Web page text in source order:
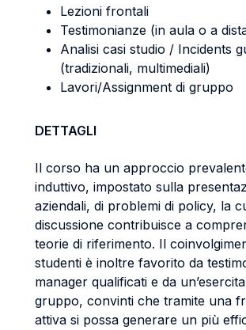
Lezioni frontali
Testimonianze (in aula o a
Analisi casi studio / Incidents
(tradizionali, multimediali)
Lavori/Assignment di gruppo
DETTAGLI
Il corso ha un approccio
induttivo, impostato sulla
aziendali, di problemi di policy, la
discussione contribuisce a
teorie di riferimento. Il
studenti è inoltre favorito da
manager qualificati e da
gruppo, convinti che tramite una
attiva si possa generare un più